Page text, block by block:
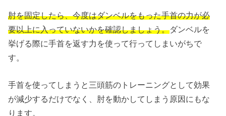
肘を固定したら、今度はダンベルをもった手首の力が必
要以上に入っていないかを確認しましょう。ダンベルを
挙げる際に手首を返す力を使って行ってしまいがちで
す。
手首を使ってしまうと三頭筋のトレーニングとして効果
が減少するだけでなく、肘を動かしてしまう原因にもな
ります。